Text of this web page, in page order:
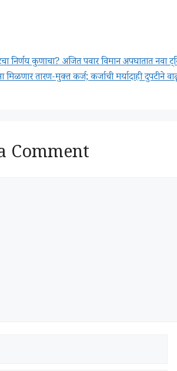
निर्णय कुणाचा? अजित पवार विमान अपघातात
मिळणार तारण-मुक्त कर्ज; कर्जाची मर्यादाही
Comment